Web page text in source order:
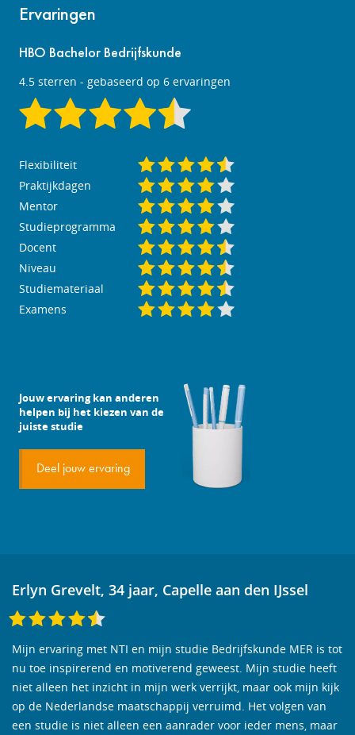
Ervaringen
HBO Bachelor Bedrijfskunde
4.5 sterren - gebaseerd op 6 ervaringen
Flexibiliteit
Praktijkdagen
Mentor
Studieprogramma
Docent
Niveau
Studiemateriaal
Examens
Jouw ervaring kan anderen
helpen bij het kiezen van de
juiste studie
Deel jouw ervaring
Erlyn Grevelt, 34 jaar, Capelle aan den IJssel
Mijn ervaring met NTI en mijn studie Bedrijfskunde MER is tot
nu toe inspirerend en motiverend geweest. Mijn studie heeft
niet alleen het inzicht in mijn werk verrijkt, maar ook mijn kijk
op de Nederlandse maatschappij verruimd. Het volgen van
een studie is niet alleen een aanrader voor ieder mens, maar